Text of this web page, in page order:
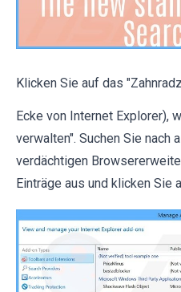
Klicken Sie auf das
Ecke von Internet Explorer),
verwalten". Suchen Sie nach
verdächtigen
Einträge aus und klicken Sie